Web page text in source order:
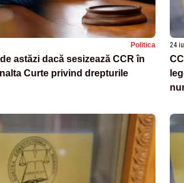
Politica
astăzi dacă sesizează CCR în
Curte privind drepturile
24